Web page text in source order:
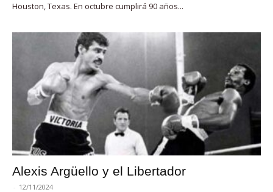
Houston, Texas. En octubre cumplirá 90 años...
Alexis Argüello y el Libertador
- 12/11/2024